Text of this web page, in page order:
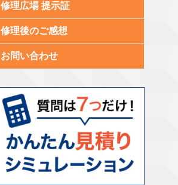
修理広場 提示証
修理後のご感想
お問い合わせ